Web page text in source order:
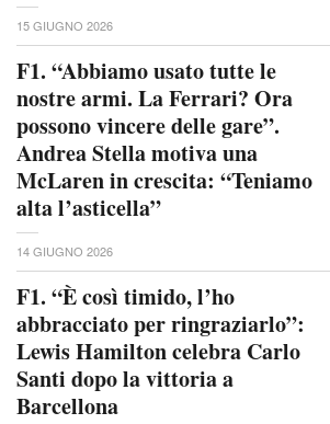
15 GIUGNO 2026
F1. “Abbiamo usato tutte le
nostre armi. La Ferrari? Ora
possono vincere delle gare”.
Andrea Stella motiva una
McLaren in crescita: “Teniamo
alta l’asticella”
14 GIUGNO 2026
F1. “È così timido, l’ho
abbracciato per ringraziarlo”:
Lewis Hamilton celebra Carlo
Santi dopo la vittoria a
Barcellona